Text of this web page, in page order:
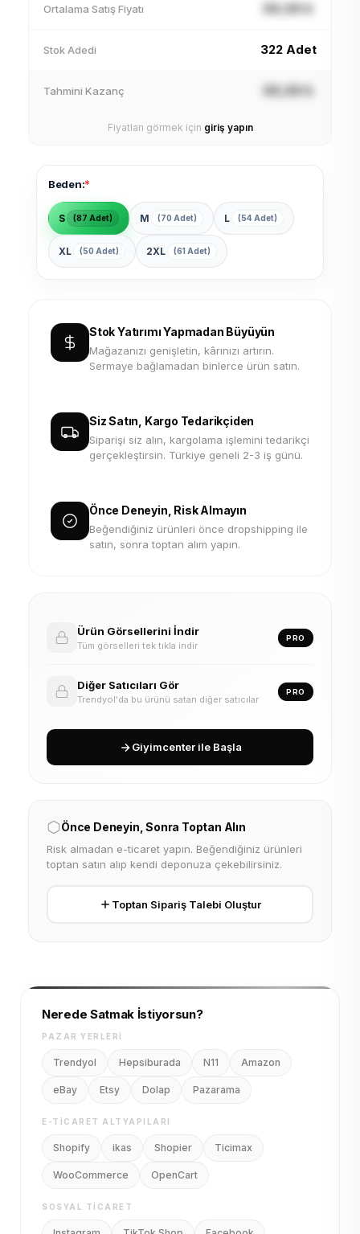
Ortalama Satış Fiyatı XX,XX ₺
Stok Adedi 322 Adet
Tahmini Kazanç XX,XX ₺
Fiyatları görmek için giriş yapın
Beden:*
S (87 Adet) M (70 Adet) L (54 Adet)
XL (50 Adet) 2XL (61 Adet)
Stok Yatırımı Yapmadan Büyüyün
Mağazanızı genişletin, kârınızı artırın.
Sermaye bağlamadan binlerce ürün satın.
Siz Satın, Kargo Tedarikçiden
Siparişi siz alın, kargolama işlemini tedarikçi
gerçekleştirsin. Türkiye geneli 2-3 iş günü.
Önce Deneyin, Risk Almayın
Beğendiğiniz ürünleri önce dropshipping ile
satın, sonra toptan alım yapın.
Ürün Görsellerini İndir
Tüm görselleri tek tıkla indir
PRO
Diğer Satıcıları Gör
Trendyol'da bu ürünü satan diğer satıcılar
PRO
Giyimcenter ile Başla
Önce Deneyin, Sonra Toptan Alın
Risk almadan e-ticaret yapın. Beğendiğiniz ürünleri
toptan satın alıp kendi deponuza çekebilirsiniz.
Toptan Sipariş Talebi Oluştur
Nerede Satmak İstiyorsun?
PAZAR YERLERI
Trendyol Hepsiburada N11 Amazon
eBay Etsy Dolap Pazarama
E-TICARET ALTYAPILARI
Shopify ikas Shopier Ticimax
WooCommerce OpenCart
SOSYAL TICARET